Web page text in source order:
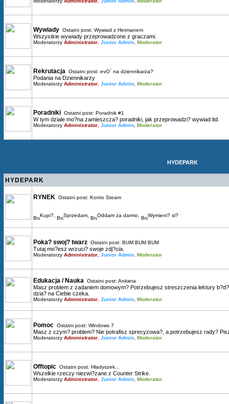
Wywiady Ostatni post: Wywiad z Hetmanem
Wszystkie wywiady przeprowadzone z graczami.
Moderatorzy Administrator Junior Admin Moderator
Rekrutacja Ostatni post: evO` na dziennikarza?
Podania na Dziennikarzy
Moderatorzy Administrator Junior Admin Moderator
Poradniki Ostatni post: Poradnik #1
W tym dziale mo?na zamieszcza? poradniki, jak przeprowadzi? wywiad itd.
Moderatorzy Administrator Junior Admin Moderator
HYDEPARK
HYDEPARK
RYNEK Ostatni post: Konto Steam
Kupi? Sprzedam Oddam za darmo Wymieni? si?
Poka? swoj? twarz Ostatni post: BUM BUM BUM
Tutaj mo?esz wrzuci? swoje zdj?cia.
Moderatorzy Administrator Junior Admin Moderator
Edukacja / Nauka Ostatni post: Ankieta
Masz problem z zadaniem domowym? Potrzebujesz streszczenia lektury
dzia? na Ciebie czeka.
Moderatorzy Administrator Junior Admin Moderator
Pomoc Ostatni post: Windows 7
Masz z czym? problem? Nie potrafisz sprecyzowa?, a potrzebujesz rady?
Moderatorzy Administrator Junior Admin Moderator
Offtopic Ostatni post: Hladyszek...
Wszelkie rzeczy niezwi?zane z Counter Strike.
Moderatorzy Administrator Junior Admin Moderator